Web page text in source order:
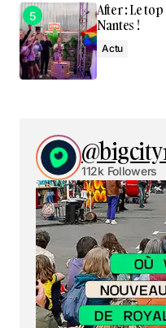
After : Le
Nantes !
Actu
112k Followers